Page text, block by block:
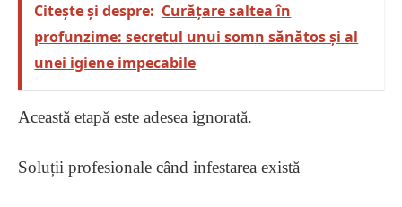
Citește și despre: Curățare saltea în
profunzime: secretul unui somn sănătos și al
unei igiene impecabile
Această etapă este adesea ignorată.
Soluții profesionale când infestarea există